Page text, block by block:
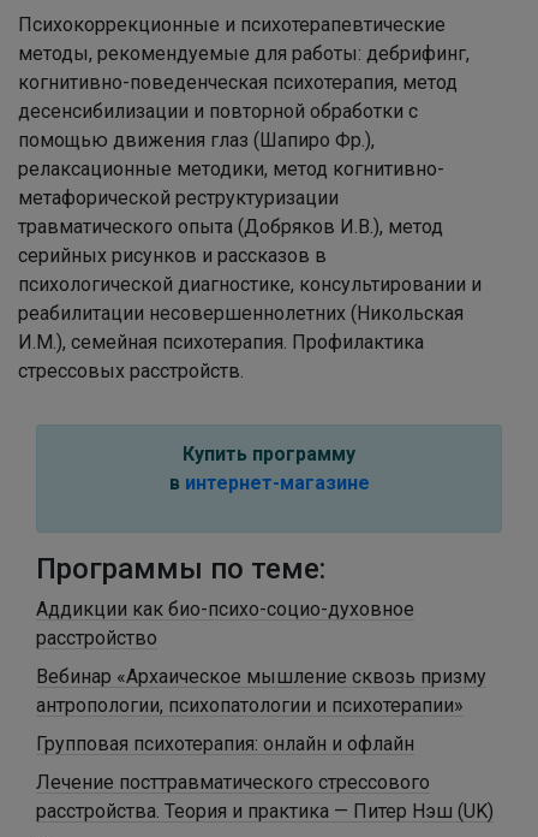
Психокоррекционные и психотерапевтические
методы, рекомендуемые для работы: дебрифинг,
когнитивно-поведенческая психотерапия, метод
десенсибилизации и повторной обработки с
помощью движения глаз (Шапиро Фр.),
релаксационные методики, метод когнитивно-
метафорической реструктуризации
травматического опыта (Добряков И.В.), метод
серийных рисунков и рассказов в
психологической диагностике, консультировании и
реабилитации несовершеннолетних (Никольская
И.М.), семейная психотерапия. Профилактика
стрессовых расстройств.
Купить программу
в интернет-магазине
Программы по теме:
Аддикции как био-психо-социо-духовное
расстройство
Вебинар «Архаическое мышление сквозь призму
антропологии, психопатологии и психотерапии»
Групповая психотерапия: онлайн и офлайн
Лечение посттравматического стрессового
расстройства. Теория и практика — Питер Нэш (UK)